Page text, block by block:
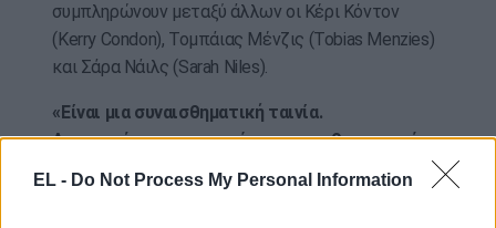
EL - Do Not Process My Personal Information
συμπληρώνουν μεταξύ άλλων οι Κέρι Κόντον
(Kerry Condon), Τομπάιας Μένζις (Tobias Menzies)
και Σάρα Νάιλς (Sarah Niles).
«Είναι μια συναισθηματική ταινία.
Αποτυπώνουμε τη χαρά και τον ενθουσιασμό
της F1 και ταυτόχρονα παρακολουθείτε μια
σπουδαία ιστορία λύτρωσης» δήλωσε ο